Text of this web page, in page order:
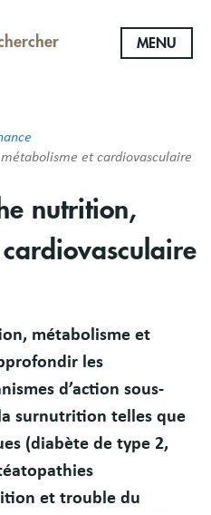
MENU
et cardiovasculaire
nutrition,
métabolisme et
les
d’action sous-
surnutrition telles que
(diabète de type 2,
et trouble du